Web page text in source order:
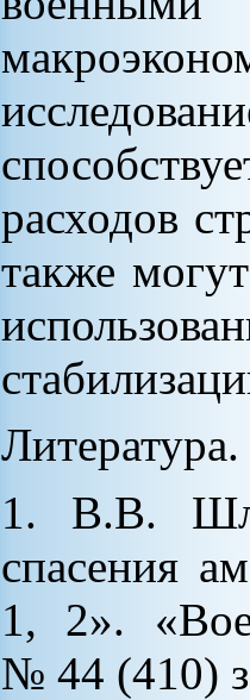
расходов
также
Литература.
1. В.В.
спасения
1, 2».
№ 44 (410)